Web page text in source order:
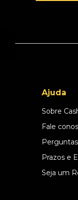
Ajuda
Sobre
Fale
Prazos e
Seja um